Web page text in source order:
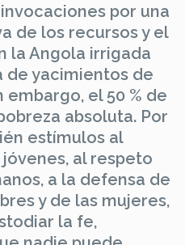
por una
de los recursos y el
la Angola irrigada
yacimientos de
el 50 % de
absoluta. Por
estímulos al
al respeto
a la defensa de
y de las mujeres,
la fe,